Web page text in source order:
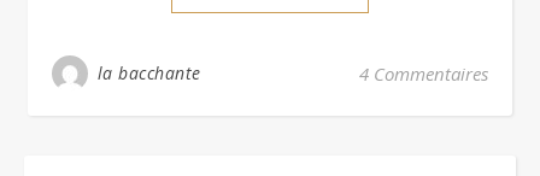
la bacchante 4 Commentaires